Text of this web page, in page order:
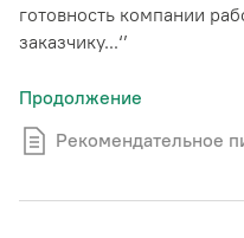
готовность компании
заказчику...‘’
Продолжение
Рекомендательное